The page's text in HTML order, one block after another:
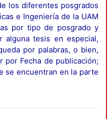
los diferentes posgrados
e Ingeniería de la UAM
por tipo de posgrado y
alguna tesis en especial,
por palabras, o bien,
por Fecha de publicación;
se encuentran en la parte